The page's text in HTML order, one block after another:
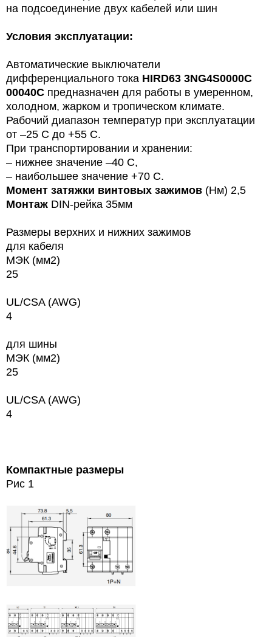
на подсоединение двух кабелей или шин
Условия эксплуатации:
Автоматические выключатели
дифференциального тока HIRD63 3NG4S0000C
00040C предназначен для работы в умеренном,
холодном, жарком и тропическом климате.
Рабочий диапазон температур при эксплуатации
от –25 С до +55 С.
При транспортировании и хранении:
– нижнее значение –40 С,
– наибольшее значение +70 С.
Момент затяжки винтовых зажимов (Нм) 2,5
Монтаж DIN-рейка 35мм
Размеры верхних и нижних зажимов
для кабеля
МЭК (мм2)
25
UL/CSA (AWG)
4
для шины
МЭК (мм2)
25
UL/CSA (AWG)
4
Компактные размеры
Рис 1